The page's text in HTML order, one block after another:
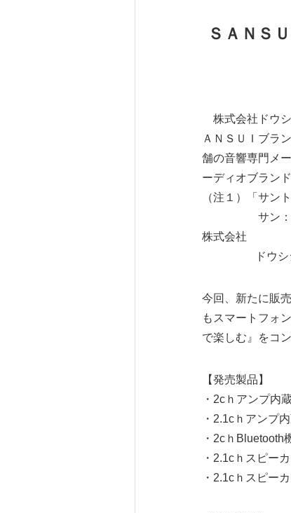
ＳＡＮＳ
株式会社ドウ
ＡＮＳＵＩブラ
舗の音響専門メ
ーディオブラン
（注１）「サン
サン：山水電
株式会社
ドウシシャは
今回、新たに販
もスマートフォ
で楽しむ』をコ
【発売製品】
・2cｈアンプ内
・2.1cｈアンプ
・2cｈ
・2.1cｈスピー
・2.1cｈスピー